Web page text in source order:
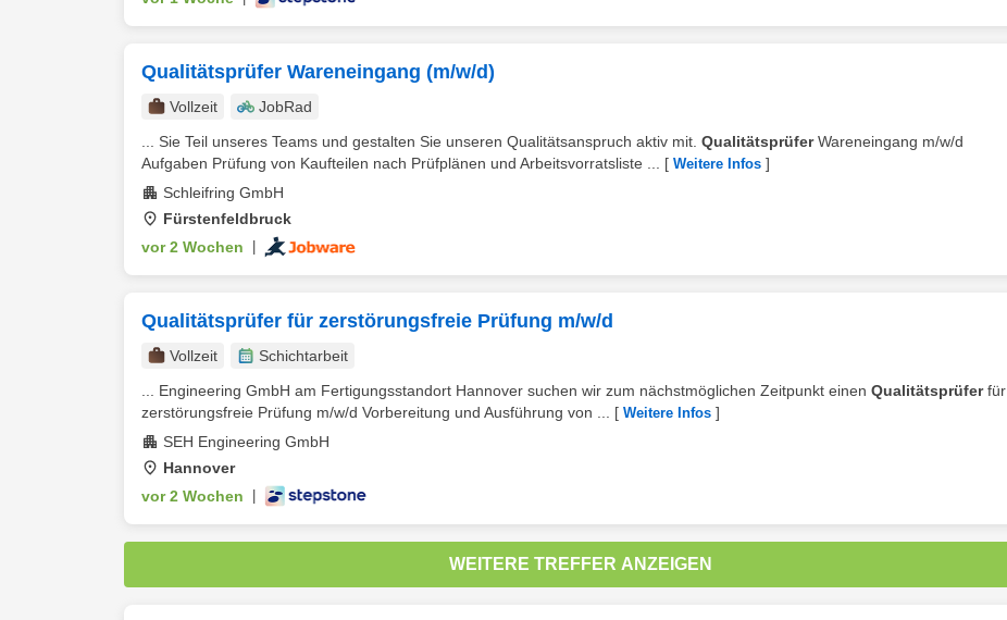
Qualitätsprüfer Wareneingang (m/w/d)
Vollzeit
JobRad
... Sie Teil unseres Teams und gestalten Sie unseren Qualitätsanspruch aktiv mit. QualitätsprüferWareneingang m/w/d
Aufgaben Prüfung von Kaufteilen nach Prüfplänen und Arbeitsvorratsliste ...
[ Weitere Infos ]
Schleifring GmbH
Fürstenfeldbruck
vor 2 Wochen
Qualitätsprüfer für zerstörungsfreie Prüfung m/w/d
Vollzeit
Schichtarbeit
... Engineering GmbH am Fertigungsstandort Hannover suchen wir zum nächstmöglichen Zeitpunkt einen Qualitätsprüferfür
zerstörungsfreie Prüfung m/w/d Vorbereitung und Ausführung von ...
[ Weitere Infos ]
SEH Engineering GmbH
Hannover
vor 2 Wochen
WEITERE TREFFER ANZEIGEN